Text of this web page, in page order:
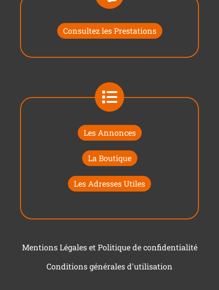
Consultez les Prestations
Les Annonces
La Boutique
Les Adresses Utiles
Mentions Légales et Politique de confidentialité
Conditions générales d'utilisation